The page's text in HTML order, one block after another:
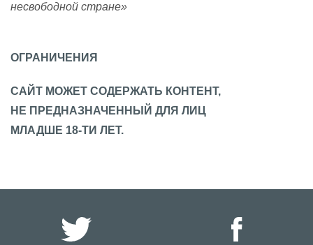
несвободной стране»
ОГРАНИЧЕНИЯ
САЙТ МОЖЕТ СОДЕРЖАТЬ КОНТЕНТ,
НЕ ПРЕДНАЗНАЧЕННЫЙ ДЛЯ ЛИЦ
МЛАДШЕ 18-ТИ ЛЕТ.